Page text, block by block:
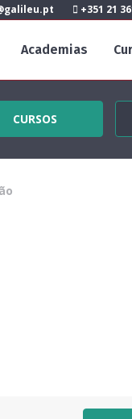
+351 21
Academias
CURSOS